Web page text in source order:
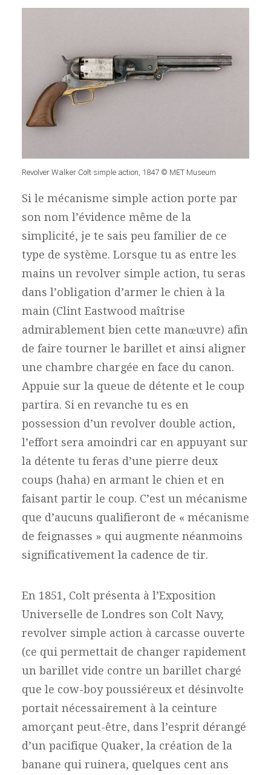
Revolver Walker Colt simple action, 1847 © MET Museum
Si le mécanisme simple action porte par
son nom l’évidence même de la
simplicité, je te sais peu familier de ce
type de système. Lorsque tu as entre les
mains un revolver simple action, tu seras
dans l’obligation d’armer le chien à la
main (Clint Eastwood maîtrise
admirablement bien cette manœuvre) afin
de faire tourner le barillet et ainsi aligner
une chambre chargée en face du canon.
Appuie sur la queue de détente et le coup
partira. Si en revanche tu es en
possession d’un revolver double action,
l’effort sera amoindri car en appuyant sur
la détente tu feras d’une pierre deux
coups (haha) en armant le chien et en
faisant partir le coup. C’est un mécanisme
que d’aucuns qualifieront de « mécanisme
de feignasses » qui augmente néanmoins
significativement la cadence de tir.
En 1851, Colt présenta à l’Exposition
Universelle de Londres son Colt Navy,
revolver simple action à carcasse ouverte
(ce qui permettait de changer rapidement
un barillet vide contre un barillet chargé
que le cow-boy poussiéreux et désinvolte
portait nécessairement à la ceinture
amorçant peut-être, dans l’esprit dérangé
d’un pacifique Quaker, la création de la
banane qui ruinera, quelques cent ans